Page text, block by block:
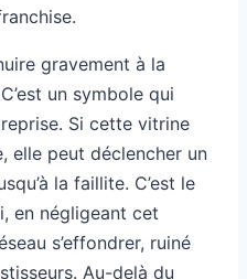
gravement à la
un symbole qui
Si cette vitrine
elle peut déclencher un
la faillite. C’est le
en négligeant cet
s’effondrer, ruiné
Au-delà du